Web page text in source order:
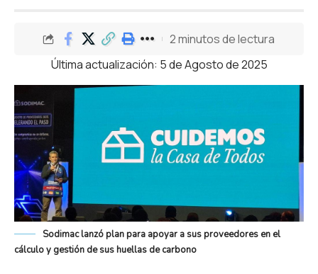
Última actualización: 5 de Agosto de 2025
2 minutos de lectura
Sodimac lanzó plan para apoyar a sus proveedores en el
cálculo y gestión de sus huellas de carbono